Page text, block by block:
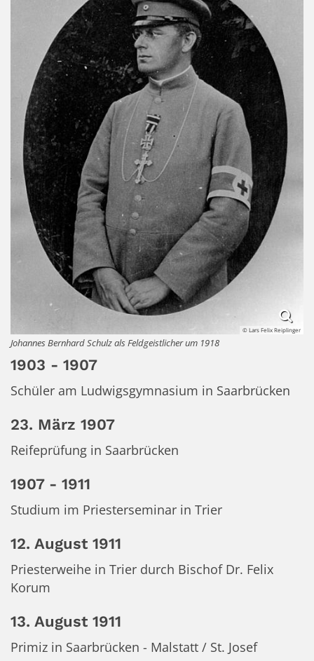
© Lars Felix Reiplinger
Johannes Bernhard Schulz als Feldgeistlicher um 1918
1903 - 1907
Schüler am Ludwigsgymnasium in Saarbrücken
23. März 1907
Reifeprüfung in Saarbrücken
1907 - 1911
Studium im Priesterseminar in Trier
12. August 1911
Priesterweihe in Trier durch Bischof Dr. Felix
Korum
13. August 1911
Primiz in Saarbrücken - Malstatt / St. Josef